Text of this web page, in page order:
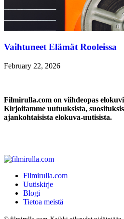
Vaihtuneet Elämät Rooleissa
February 22, 2026
Filmirulla.com on viihdeopas
Kirjoitamme uutuuksista,
ajankohtaisista elokuva-uutisista.
Filmirulla.com
Uutiskirje
Blogi
Tietoa meistä